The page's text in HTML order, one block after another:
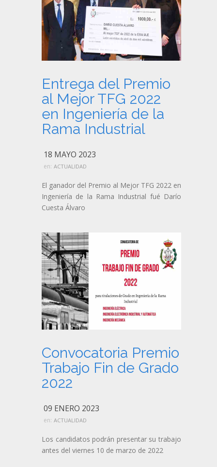
Entrega del Premio
al Mejor TFG 2022
en Ingeniería de la
Rama Industrial
18 MAYO 2023
en: ACTUALIDAD
El ganador del Premio al Mejor TFG 2022 en
Ingeniería de la Rama Industrial fué Darío
Cuesta Álvaro
Convocatoria Premio
Trabajo Fin de Grado
2022
09 ENERO 2023
en: ACTUALIDAD
Los candidatos podrán presentar su trabajo
antes del viernes 10 de marzo de 2022